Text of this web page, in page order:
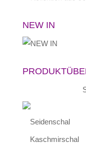
NEW IN
Seidenschal
Kaschmirschal